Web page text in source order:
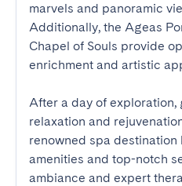
marvels and panoramic
Additionally, the Ageas
Chapel of Souls provide
enrichment and artistic
After a day of exploration,
relaxation and
renowned spa destination
amenities and top-notch
ambiance and expert